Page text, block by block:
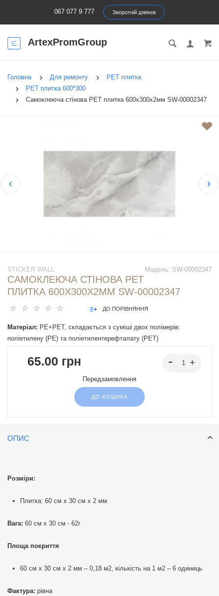
067 077 9 777 Зворотній дзвінок
ArtexPromGroup
Головна Для ремонту
PET плитка
PET плитка 600*300
Самоклеюча стінова PET плитка 600х300х2мм SW-00002347
Модель: SW-00002347
STICKER WALL
САМОКЛЕЮЧА СТІНОВА PET
ПЛИТКА 600Х300Х2ММ SW-00002347
ДО ПОРІВНЯННЯ
Матеріал: PE+PET, складається з суміші двох полімерів:
поліетилену (PE) та поліетилентерефталату (PET)
65.00 грн
Передзамовлення
ДО КОШИКА
ОПИС
Розміри:
Плитка: 60 см х 30 см х 2 мм
Вага: 60 см х 30 см - 62г
Площа покриття
60 см х 30 см х 2 мм – 0,18 м2, кількість на 1 м2 – 6 одиниць
Фактура: рівна